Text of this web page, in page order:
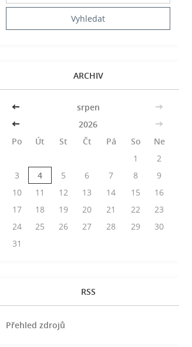
ARCHIV
<< srpen
>>
<<
2026
>>
Po
Út St Čt Pá So
Ne
1
2
3
4 5 6 7 8
9
10
11 12 13 14 15
16
17
18 19 20 21 22
23
24
25 26 27 28 29
30
31
RSS
Přehled zdrojů